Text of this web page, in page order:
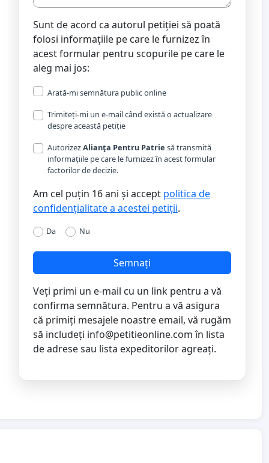
Sunt de acord ca autorul petiției să poată
folosi informațiile pe care le furnizez în
acest formular pentru scopurile pe care le
aleg mai jos:
Arată-mi semnătura public online
Trimiteți-mi un e-mail când există o actualizare
despre această petiție
AutorizezAlianţa Pentru Patrie să transmită
informațiile pe care le furnizez în acest formular
factorilor de decizie.
Am cel puțin 16 ani și accept politica de
confidențialitate a acestei petiții.
Da Nu
Semnați
Veți primi un e-mail cu un link pentru a vă
confirma semnătura. Pentru a vă asigura
că primiți mesajele noastre email, vă rugăm
să includeți info@petitieonline.comîn lista
de adrese sau lista expeditorilor agreați.